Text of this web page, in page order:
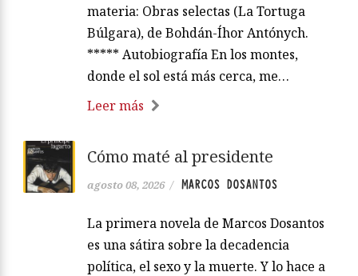
materia: Obras selectas (La Tortuga
Búlgara), de Bohdán-Íhor Antónych.
***** Autobiografía En los montes,
donde el sol está más cerca, me…
Leer más
Cómo maté al presidente
agosto 08, 2026 / MARCOS DOSANTOS
La primera novela de Marcos Dosantos
es una sátira sobre la decadencia
política, el sexo y la muerte. Y lo hace a